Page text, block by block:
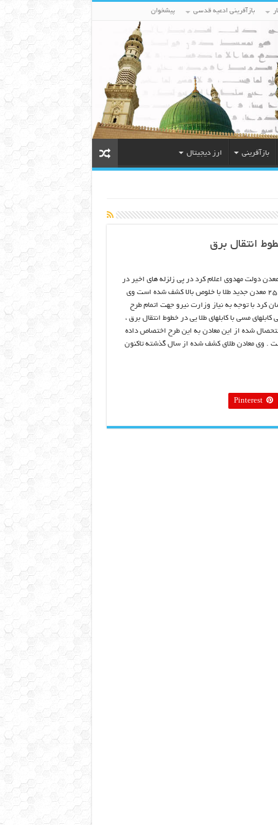
بازآفرینی ادعیه قدسی پیشخوان
بازآفرینی ارز دیجیتال
انتقال برق
دولت مهدوی اعلام کرد در پی زلزله های اخیر در
شیلی ۲۵۰ معدن جدید طلا با خلوص بالا کشف شده است وی
کرد با توجه به نیاز وزارت نیرو جهت اتمام طرح
کابلهای مسی با کابلهای طلا یی در خطوط انتقال برق ،
شده از این معادن به این طرح اختصاص داده
. وی معادن طلای کشف شده از سال گذشته تاکنون
Pinterest